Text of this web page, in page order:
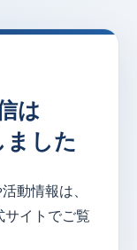
は
した
動情報は、
イトでご覧